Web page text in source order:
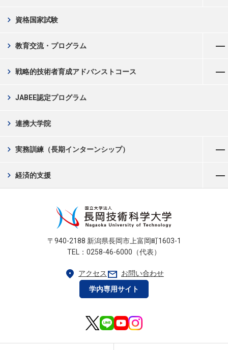
資格国家試験
chevron_right
教育交流・プログラム
chevron_right
戦略的技術者育成アドバンストコース
chevron_right
JABEE認定プログラム
chevron_right
連携大学院
chevron_right
実務訓練（長期インターンシップ）
chevron_right
経済的支援
chevron_right
〒940-2188 新潟県長岡市上富岡町1603-1
TEL：0258-46-6000（代表）
location_on アクセス mail お問い合わせ
学内専用サイト